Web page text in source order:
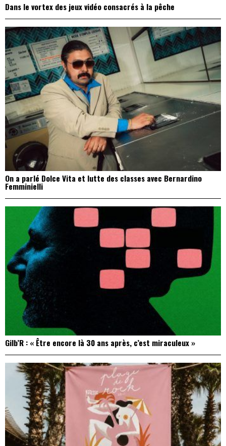
Dans le vortex des jeux vidéo consacrés à la pêche
On a parlé Dolce Vita et lutte des classes avec Bernardino
Femminielli
Gilb’R : « Être encore là 30 ans après, c’est miraculeux »